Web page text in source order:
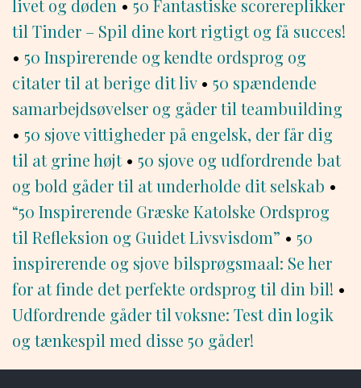
livet og døden • 50 Fantastiske scorereplikker
til Tinder – Spil dine kort rigtigt og få succes!
• 50 Inspirerende og kendte ordsprog og
citater til at berige dit liv• 50 spændende
samarbejdsøvelser og gåder til teambuilding
• 50 sjove vittigheder på engelsk, der får dig
til at grine højt• 50 sjove og udfordrende bat
og bold gåder til at underholde dit selskab •
“50 Inspirerende Græske Katolske Ordsprog
til Refleksion og Guidet Livsvisdom” • 50
inspirerende og sjove bilsprøgsmaal: Se her
for at finde det perfekte ordsprog til din bil! •
Udfordrende gåder til voksne: Test din logik
og tænkespil med disse 50 gåder!